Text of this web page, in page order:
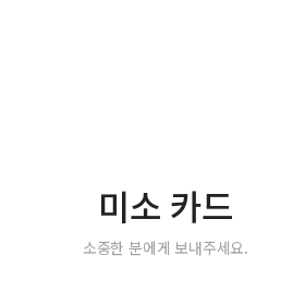
미소 카드
소중한 분에게 보내주세요.